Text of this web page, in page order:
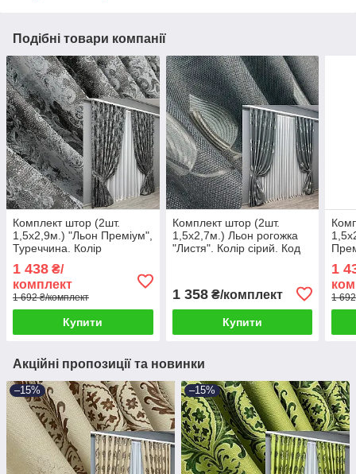
Подібні товари компанії
Комплект штор (2шт.
1,5х2,9м.) "Льон Преміум",
Туреччина. Колір
1838ш 33-0824
1 438 ₴/
комплект
1 692 ₴/комплект
Купити
Комплект штор (2шт.
1,5х2,7м.) Льон рогожка
"Листя". Колір сірий. Код
1 358₴/комплект
Купити
1
1
Акційні пропозиції та новинки
–15% –15%